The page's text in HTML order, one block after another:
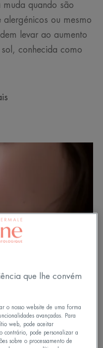
muda quando são
ou mesmo
levar ao aumento
conhecida como
que lhe convém
o nosso website de uma forma
avançadas. Para
web, pode aceitar
contrário, pode personalizar a
sobre o processamento de